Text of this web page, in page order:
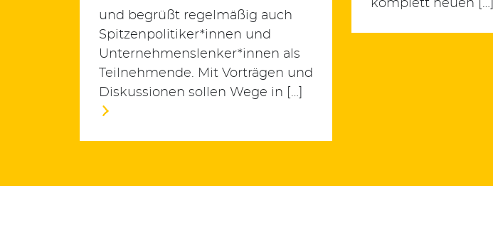
und begrüßt regelmäßig auch
Spitzenpolitiker*innen und
Unternehmenslenker*innen als
Teilnehmende. Mit Vorträgen und
Diskussionen sollen Wege in […]
komplett neuen […]